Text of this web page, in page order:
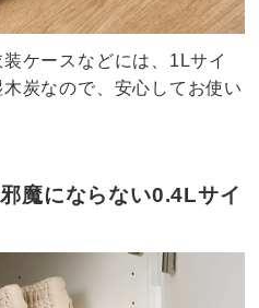
ケースなどには、1Lサイ
炭なので、安心してお使い
魔にならない0.4Lサイ